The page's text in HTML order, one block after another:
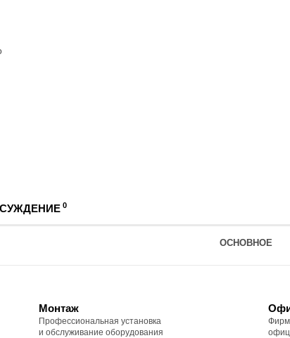
0
ОСНОВНОЕ
Монтаж
Профессиональная установка
и обслуживание оборудования